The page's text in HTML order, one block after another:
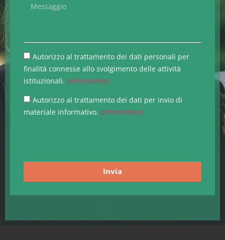
Autorizzo al trattamento dei dati personali per
finalità connesse allo svolgimento delle attività
istituzionali. (Informativa)
Autorizzo al trattamento dei dati per invio di
materiale informativo. (Informativa)
Invia